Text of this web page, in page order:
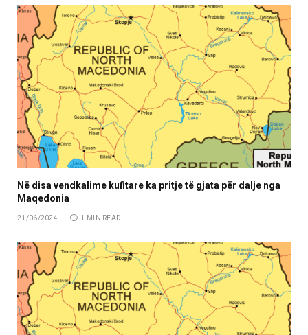
Në disa vendkalime kufitare ka pritje të gjata për dalje nga
Maqedonia
21/06/2024 1 MIN READ